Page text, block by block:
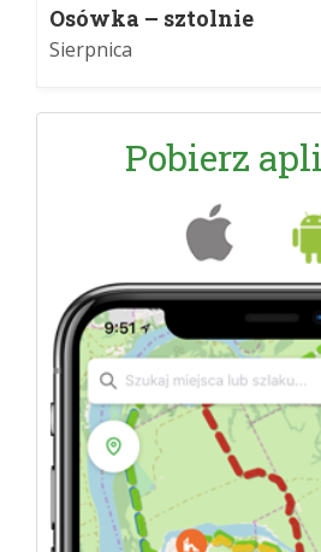
Osówka – sztolnie
Sierpnica
Pobierz